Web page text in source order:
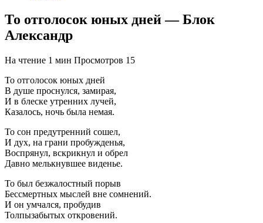
То отголосок юных дней — Блок
Александр
На чтение 1 мин Просмотров 15
То отголосок юных дней
В душе проснулся, замирая,
И в блеске утренних лучей,
Казалось, ночь была немая.
То сон предутренний сошел,
И дух, на грани пробужденья,
Воспрянул, вскрикнул и обрел
Давно мелькнувшее виденье.
То был безжалостный порыв
Бессмертных мыслей вне сомнений.
И он умчался, пробудив
Толпызабытых откровений.